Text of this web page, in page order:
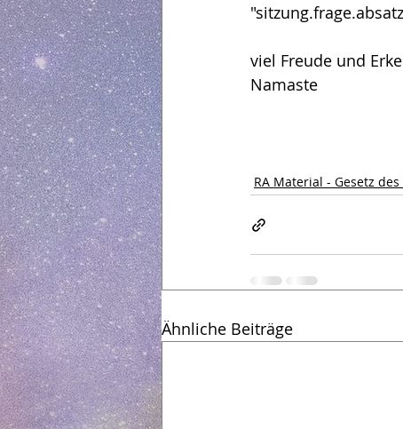
viel Freude und
Namaste
RA Material - Gesetz des
Ähnliche Beiträge